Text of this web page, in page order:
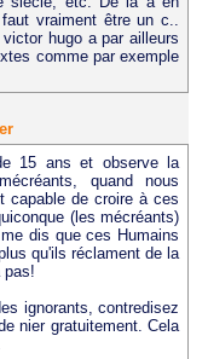
vraiment être un c..
hugo a par ailleurs
comme par exemple
15 ans et observe la
quand nous
capable de croire à ces
(les mécréants)
dis que ces Humains
qu'ils réclament de la
pas!
ignorants, contredisez
nier gratuitement. Cela